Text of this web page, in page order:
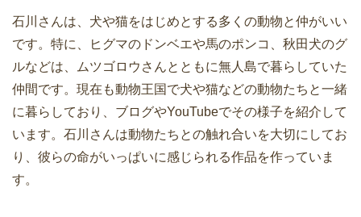
石川さんは、犬や猫をはじめとする多くの動物と仲がいい
です。特に、ヒグマのドンベエや馬のポンコ、秋田犬のグ
ルなどは、ムツゴロウさんとともに無人島で暮らしていた
仲間です。現在も動物王国で犬や猫などの動物たちと一緒
に暮らしており、ブログやYouTubeでその様子を紹介して
います。石川さんは動物たちとの触れ合いを大切にしてお
り、彼らの命がいっぱいに感じられる作品を作っていま
す。